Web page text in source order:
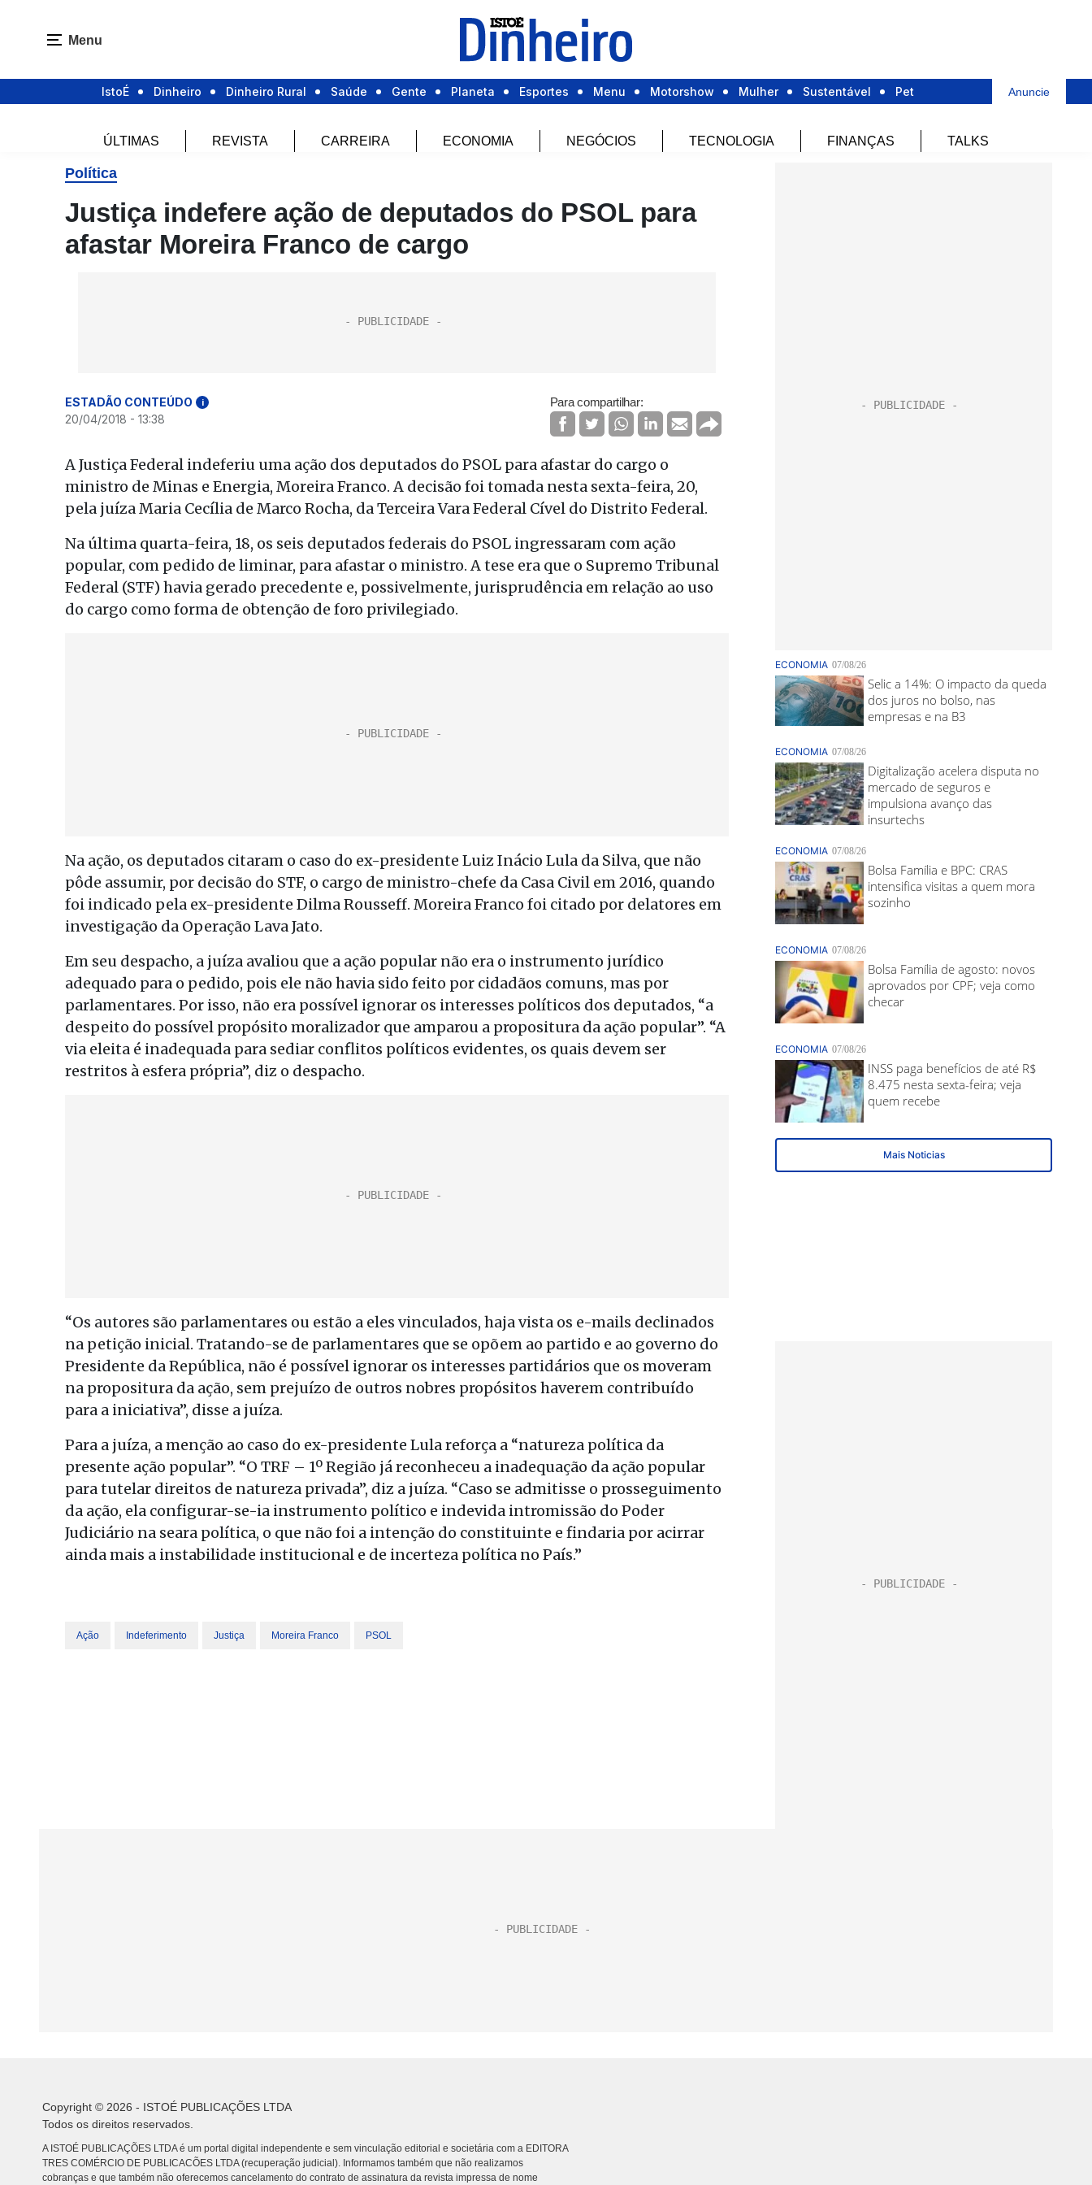
Menu
IstoÉ Dinheiro Dinheiro Rural Saúde Gente Planeta Esportes Menu Motorshow Mulher Sustentável Pet Anuncie
ÚLTIMAS REVISTA CARREIRA ECONOMIA NEGÓCIOS TECNOLOGIA FINANÇAS TALKS
Política
Justiça indefere ação de deputados do PSOL para
afastar Moreira Franco de cargo
ESTADÃO CONTEÚDO i
20/04/2018 - 13:38
Para compartilhar:
A Justiça Federal indeferiu uma ação dos deputados do PSOL para afastar do cargo o
ministro de Minas e Energia, Moreira Franco. A decisão foi tomada nesta sexta-feira, 20,
pela juíza Maria Cecília de Marco Rocha, da Terceira Vara Federal Cível do Distrito Federal.
Na última quarta-feira, 18, os seis deputados federais do PSOL ingressaram com ação
popular, com pedido de liminar, para afastar o ministro. A tese era que o Supremo Tribunal
Federal (STF) havia gerado precedente e, possivelmente, jurisprudência em relação ao uso
do cargo como forma de obtenção de foro privilegiado.
Na ação, os deputados citaram o caso do ex-presidente Luiz Inácio Lula da Silva, que não
pôde assumir, por decisão do STF, o cargo de ministro-chefe da Casa Civil em 2016, quando
foi indicado pela ex-presidente Dilma Rousseff. Moreira Franco foi citado por delatores em
investigação da Operação Lava Jato.
Em seu despacho, a juíza avaliou que a ação popular não era o instrumento jurídico
adequado para o pedido, pois ele não havia sido feito por cidadãos comuns, mas por
parlamentares. Por isso, não era possível ignorar os interesses políticos dos deputados, “a
despeito do possível propósito moralizador que amparou a propositura da ação popular”. “A
via eleita é inadequada para sediar conflitos políticos evidentes, os quais devem ser
restritos à esfera própria”, diz o despacho.
“Os autores são parlamentares ou estão a eles vinculados, haja vista os e-mails declinados
na petição inicial. Tratando-se de parlamentares que se opõem ao partido e ao governo do
Presidente da República, não é possível ignorar os interesses partidários que os moveram
na propositura da ação, sem prejuízo de outros nobres propósitos haverem contribuído
para a iniciativa”, disse a juíza.
Para a juíza, a menção ao caso do ex-presidente Lula reforça a “natureza política da
presente ação popular”. “O TRF – 1º Região já reconheceu a inadequação da ação popular
para tutelar direitos de natureza privada”, diz a juíza. “Caso se admitisse o prosseguimento
da ação, ela configurar-se-ia instrumento político e indevida intromissão do Poder
Judiciário na seara política, o que não foi a intenção do constituinte e findaria por acirrar
ainda mais a instabilidade institucional e de incerteza política no País.”
Ação Indeferimento Justiça Moreira Franco PSOL
Copyright © 2026 - ISTOÉ PUBLICAÇÕES LTDA
Todos os direitos reservados.
A ISTOÉ PUBLICAÇÕES LTDA é um portal digital independente e sem vinculação editorial e societária com a EDITORA
TRES COMÉRCIO DE PUBLICACÕES LTDA (recuperação judicial). Informamos também que não realizamos
cobranças e que também não oferecemos cancelamento do contrato de assinatura da revista impressa de nome